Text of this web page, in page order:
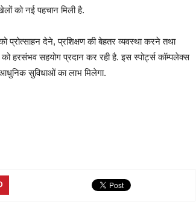
को नई पहचान मिली है.
प्रोत्साहन देने, प्रशिक्षण की बेहतर व्यवस्था करने तथा
हरसंभव सहयोग प्रदान कर रही है. इस स्पोर्ट्स कॉम्पलेक्स
आधुनिक सुविधाओं का लाभ मिलेगा.